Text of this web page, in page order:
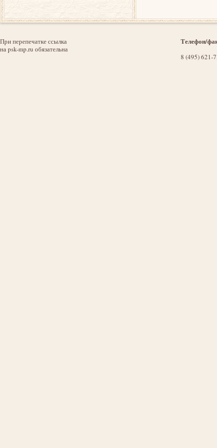
При перепечатке ссылка
на psk-mp.ru обязательна
Телефон/
8 (495) 621-